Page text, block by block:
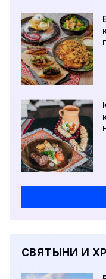
СВЯТЫНИ И